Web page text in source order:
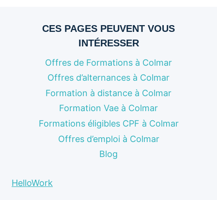
CES PAGES PEUVENT VOUS
INTÉRESSER
Offres de Formations à Colmar
Offres d’alternances à Colmar
Formation à distance à Colmar
Formation Vae à Colmar
Formations éligibles CPF à Colmar
Offres d’emploi à Colmar
Blog
HelloWork